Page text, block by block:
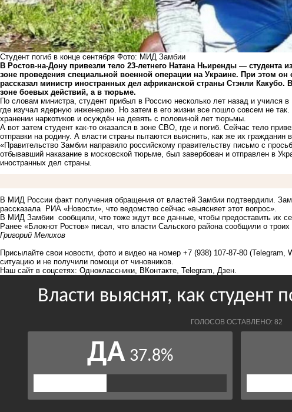
Студент погиб в конце сентября Фото: МИД Замбии
В Ростов-на-Дону привезли тело 23-летнего Натана Ньиренды — студента
зоне проведения специальной военной операции на Украине. При этом
рассказал министр иностранных дел африканской страны Стэнли Какубо.
зоне боевых действий, а в тюрьме.
По словам министра, студент прибыл в Россию несколько лет назад и учился
где изучал ядерную инженерию. Но затем в его жизни все пошло совсем не
хранении наркотиков и осуждён на девять с половиной лет тюрьмы.
А вот затем студент как-то оказался в зоне СВО, где и погиб. Сейчас тело
отправки на родину. А власти страны пытаются выяснить, как же их гражданин
«Правительство Замбии направило российскому правительству письмо с
отбывавший наказание в московской тюрьме, был завербован и отправлен в
иностранных дел страны.
В МИД России факт получения обращения от властей Замбии подтвердили.
рассказала РИА «Новости», что ведомство сейчас «выясняет этот вопрос».
В МИД Замбии сообщили, что тоже ждут все данные, чтобы предоставить их
Ранее «Блокнот Ростов» писал, что власти Сальского района сообщили о
Григорий Мелихов
Присылайте свои новости, фото и видео на номер +7 (938) 107-87-80
ситуацию и не получили помощи от чиновников.
Наш сайт в соцсетях: Одноклассники ВКонтакте Telegram Дзен